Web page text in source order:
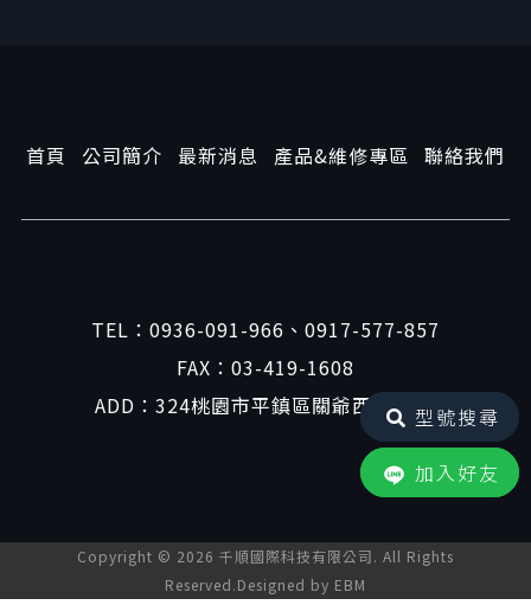
加入好友
型號搜尋
首頁 公司簡介 最新消息 產品&維修專區 聯絡我們
TEL： 0936-091-966 、 0917-577-857
FAX：03-419-1608
ADD：324桃園市平鎮區關爺西路41號
Copyright © 2026 千順國際科技有限公司. All Rights
Reserved.Designed by EBM